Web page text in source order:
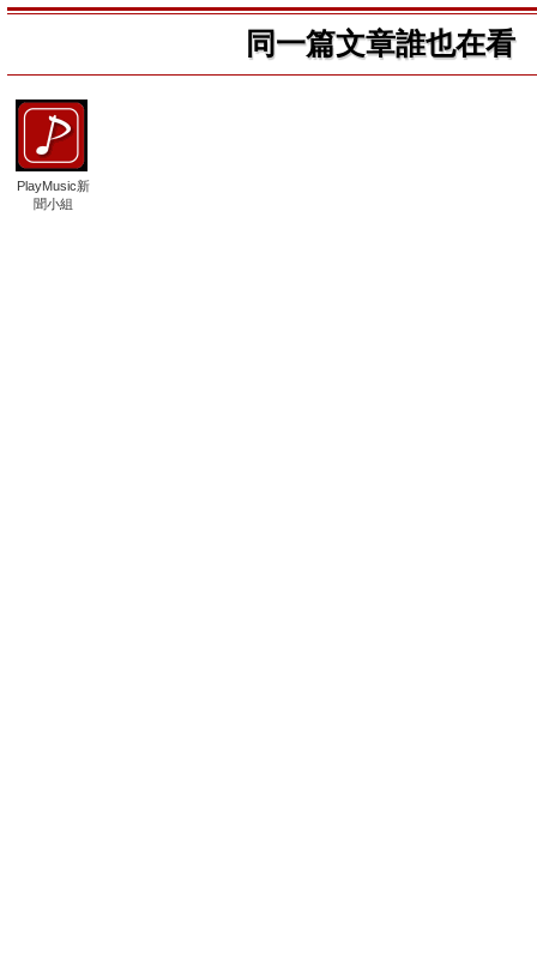
同一篇文章誰也在看
PlayMusic新
聞小組